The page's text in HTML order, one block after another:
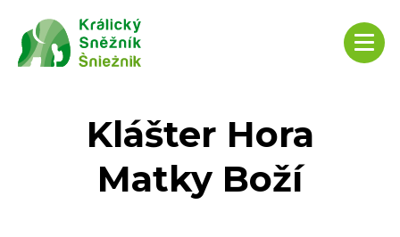
Klášter Hora
Matky Boží